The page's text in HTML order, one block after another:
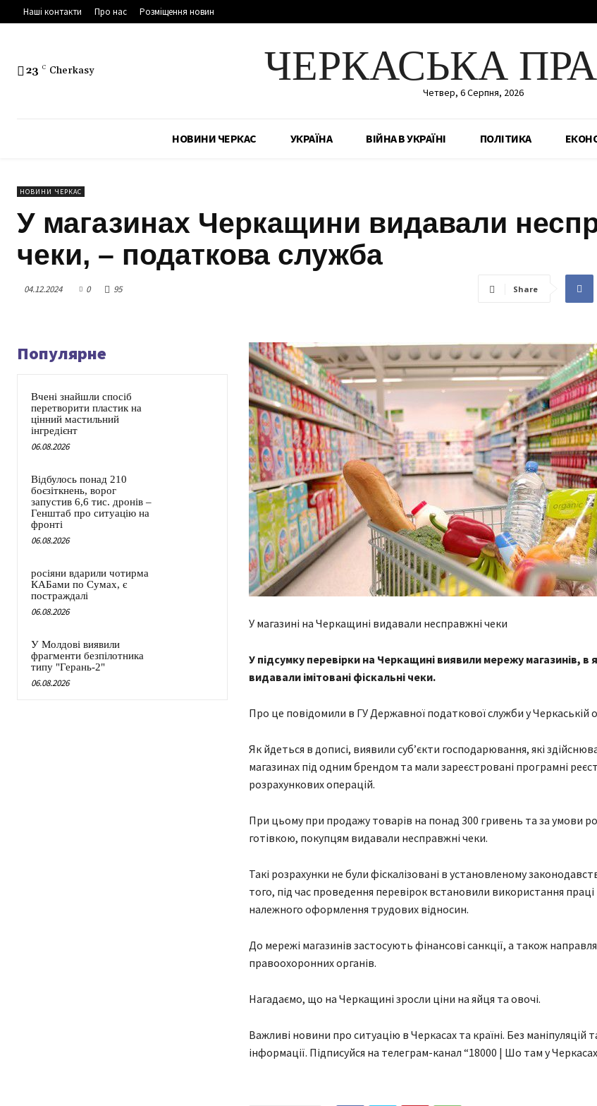
Наші контакти Про нас Розміщення новин
23 C Cherkasy ЧЕРКАСЬКА
Четвер, 6 Серпня, 2026
НОВИНИ ЧЕРКАС УКРАЇНА ВІЙНА В УКРАЇНІ ПОЛІТИКА
НОВИНИ ЧЕРКАС
У магазинах Черкащини видавали
чеки, – податкова служба
04.12.2024 0 95 Share
Популярне
Вчені знайшли спосіб
перетворити пластик на
цінний мастильний
інгредієнт
06.08.2026
Відбулось понад 210
боєзіткнень, ворог
запустив 6,6 тис. дронів –
Генштаб про ситуацію на
фронті
06.08.2026
росіяни вдарили чотирма
КАБами по Сумах, є
постраждалі
06.08.2026
У Молдові виявили
фрагменти безпілотника
типу "Герань-2"
06.08.2026
У магазині на Черкащині видавали несправжні чеки
У підсумку перевірки на Черкащині виявили мережу магазинів, в
видавали імітовані фіскальні чеки.
Про це повідомили в ГУ Державної податкової служби у Черкаській
Як йдеться в дописі, виявили суб’єкти господарювання, які
магазинах під одним брендом та мали зареєстровані програмні
розрахункових операцій.
При цьому при продажу товарів на понад 300 гривень та за умови
готівкою, покупцям видавали несправжні чеки.
Такі розрахунки не були фіскалізовані в установленому
того, під час проведення перевірок встановили використання праці
належного оформлення трудових відносин.
До мережі магазинів застосують фінансові санкції, а також
правоохоронних органів.
Нагадаємо, що на Черкащині зросли ціни на яйця та овочі.
Важливі новини про ситуацію в Черкасах та країні. Без маніпуляцій
інформації. Підписуйся на телеграм-канал “18000 | Шо там у